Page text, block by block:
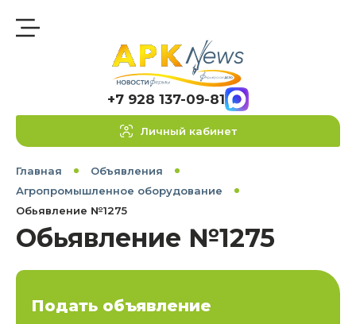
+7 928 137-09-81
Личный кабинет
Главная
Объявления
Агропромышленное оборудование
Обьявление №1275
Обьявление №1275
Подать объявление